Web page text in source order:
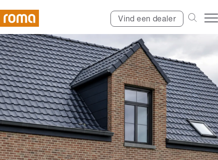
Vind een dealer